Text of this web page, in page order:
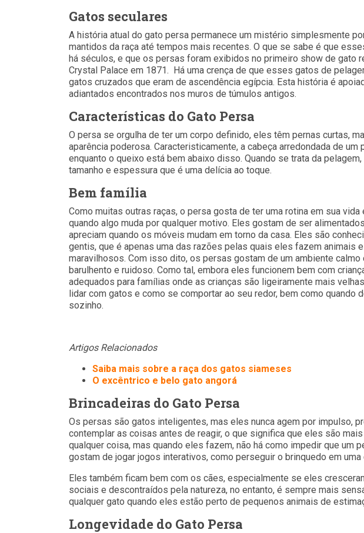
Gatos seculares
A história atual do gato persa permanece um mistério simplesmente
mantidos da raça até tempos mais recentes. O que se sabe é que
há séculos, e que os persas foram exibidos no primeiro show de gato
Crystal Palace em 1871. Há uma crença de que esses gatos de
gatos cruzados que eram de ascendência egípcia. Esta história é
adiantados encontrados nos muros de túmulos antigos.
Características do Gato Persa
O persa se orgulha de ter um corpo definido, eles têm pernas curtas,
aparência poderosa. Caracteristicamente, a cabeça arredondada de
enquanto o queixo está bem abaixo disso. Quando se trata da
tamanho e espessura que é uma delícia ao toque.
Bem família
Como muitas outras raças, o persa gosta de ter uma rotina em sua
quando algo muda por qualquer motivo. Eles gostam de ser
apreciam quando os móveis mudam em torno da casa. Eles são
gentis, que é apenas uma das razões pelas quais eles fazem animais
maravilhosos. Com isso dito, os persas gostam de um ambiente
barulhento e ruidoso. Como tal, embora eles funcionem bem com
adequados para famílias onde as crianças são ligeiramente mais
lidar com gatos e como se comportar ao seu redor, bem como quando
sozinho.
Artigos Relacionados
Saiba mais sobre a raça dos gatos siameses
O excêntrico e belo gato angorá
Brincadeiras do Gato Persa
Os persas são gatos inteligentes, mas eles nunca agem por impulso,
contemplar as coisas antes de reagir, o que significa que eles são
qualquer coisa, mas quando eles fazem, não há como impedir que um
gostam de jogar jogos interativos, como perseguir o brinquedo em
Eles também ficam bem com os cães, especialmente se eles
sociais e descontraídos pela natureza, no entanto, é sempre mais
qualquer gato quando eles estão perto de pequenos animais de
Longevidade do Gato Persa